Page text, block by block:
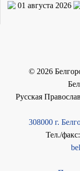
01 августа 2026
© 2026
Русская
308000 г.
Тел./